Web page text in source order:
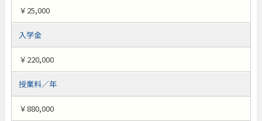
￥25,000
入学金
￥220,000
授業料／年
￥880,000